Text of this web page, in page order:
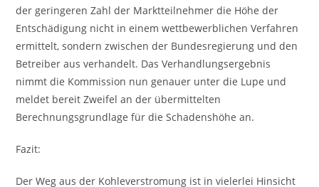
der geringeren Zahl der Marktteilnehmer die Höhe der
Entschädigung nicht in einem wettbewerblichen Verfahren
ermittelt, sondern zwischen der Bundesregierung und den
Betreiber aus verhandelt. Das Verhandlungsergebnis
nimmt die Kommission nun genauer unter die Lupe und
meldet bereit Zweifel an der übermittelten
Berechnungsgrundlage für die Schadenshöhe an.
Fazit:
Der Weg aus der Kohleverstromung ist in vielerlei Hinsicht